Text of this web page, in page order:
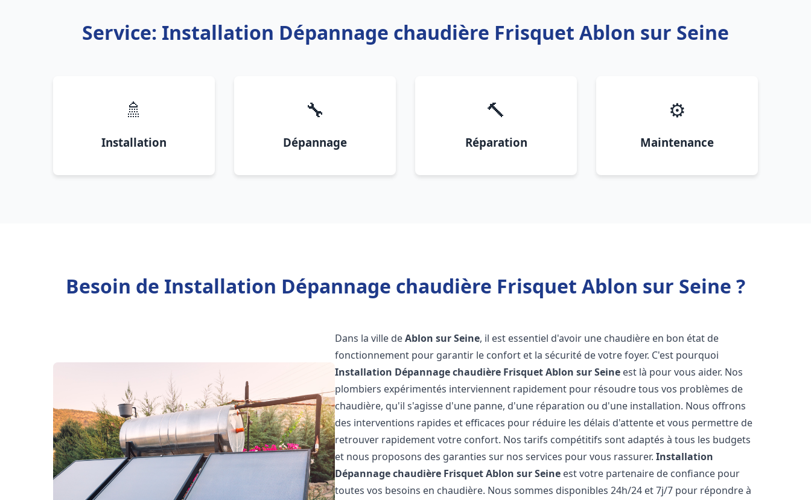
Service: Installation Dépannage chaudière Frisquet Ablon sur Seine
🚿
Installation
🔧
Dépannage
🔨
Réparation
⚙️
Maintenance
Besoin de Installation Dépannage chaudière Frisquet Ablon sur Seine ?
Dans la ville deAblon sur Seine, il est essentiel d'avoir une chaudière en bon état de
fonctionnement pour garantir le confort et la sécurité de votre foyer. C'est pourquoi
Installation Dépannage chaudière FrisquetAblon sur Seine est là pour vous aider. Nos
plombiers expérimentés interviennent rapidement pour résoudre tous vos problèmes de
chaudière, qu'il s'agisse d'une panne, d'une réparation ou d'une installation. Nous offrons
des interventions rapides et efficaces pour réduire les délais d'attente et vous permettre de
retrouver rapidement votre confort. Nos tarifs compétitifs sont adaptés à tous les budgets
et nous proposons des garanties sur nos services pour vous rassurer.Installation
Dépannage chaudière FrisquetAblon sur Seine est votre partenaire de confiance pour
toutes vos besoins en chaudière. Nous sommes disponibles 24h/24 et 7j/7 pour répondre à